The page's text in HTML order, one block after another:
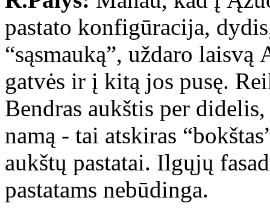
pastato konfigūracija,
“sąsmauką”, uždaro
gatvės ir į kitą jos pusę.
Bendras aukštis per
namą - tai atskiras
aukštų pastatai. Ilgųjų
pastatams nebūdinga.